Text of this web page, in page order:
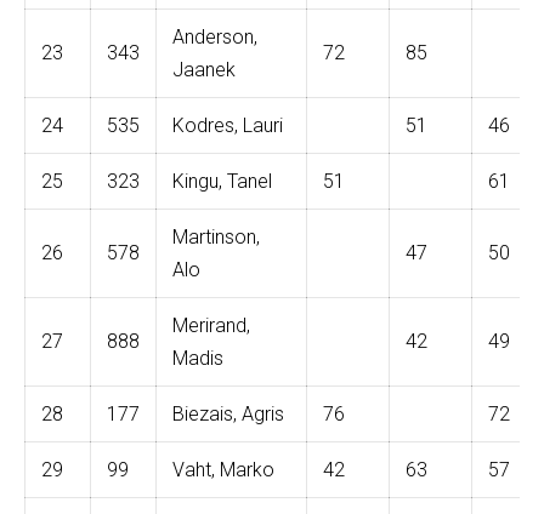
23 343
Anderson,
Jaanek
72 85
24 535 Kodres, Lauri 51 46
25 323 Kingu, Tanel 51 61
26 578
Martinson,
Alo
47 50
27 888
Merirand,
Madis
42 49
28 177 Biezais, Agris 76 72
29 99 Vaht, Marko 42 63 57